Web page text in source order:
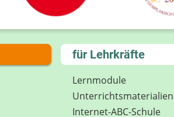
für Lehrkräfte
Lernmodule
Unterrichts­materialien
Internet-ABC-Schule